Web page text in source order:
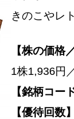
きのこやレ
【株の価格
1株1,936円
【銘柄コー
【優待回数】